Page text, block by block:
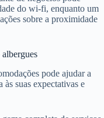
do wi-fi, enquanto um
sobre a proximidade
pode ajudar a
suas expectativas e